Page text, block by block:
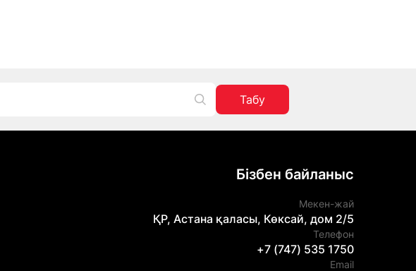
Табу
Бізбен байланыс
Мекен-жай
ҚР, Астана қаласы, Көксай, дом 2/5
Телефон
+7 (747) 535 1750
Email